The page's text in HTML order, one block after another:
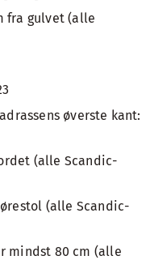
fra gulvet (alle
øverste kant:
(alle Scandic-
(alle Scandic-
mindst 80 cm (alle